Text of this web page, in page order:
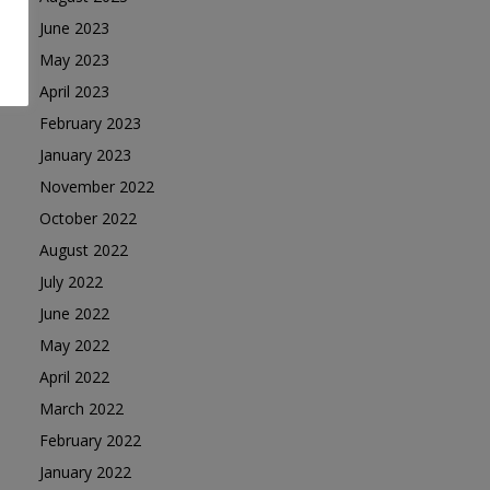
June 2023
May 2023
April 2023
February 2023
January 2023
November 2022
October 2022
August 2022
July 2022
June 2022
May 2022
April 2022
March 2022
February 2022
January 2022